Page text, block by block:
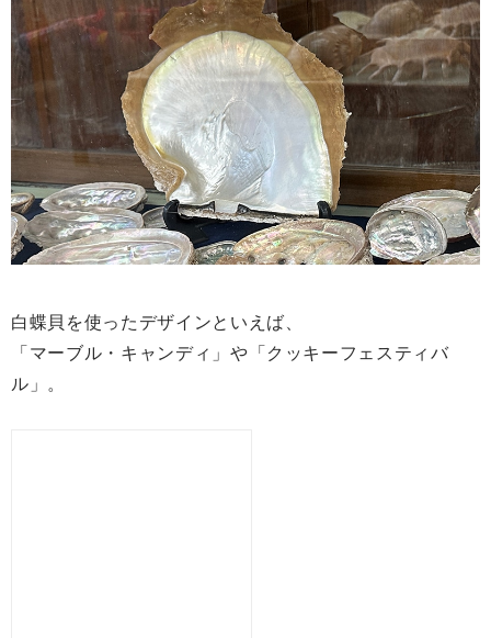
白蝶貝を使ったデザインといえば、
「マーブル・キャンディ」や「クッキーフェスティバ
ル」。